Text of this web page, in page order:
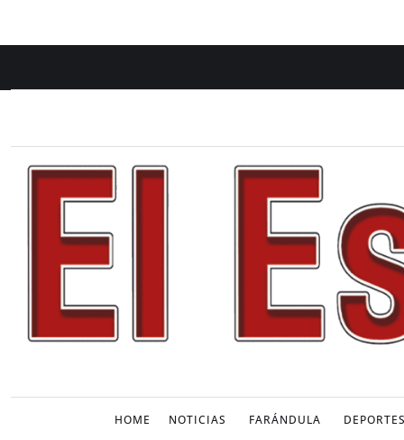
HOME NOTICIAS FARÁNDULA DEPORTES